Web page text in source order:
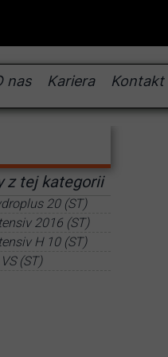
nas Kariera Kontakt
z tej kategorii
20 (ST)
2016 (ST)
H 10 (ST)
(ST)